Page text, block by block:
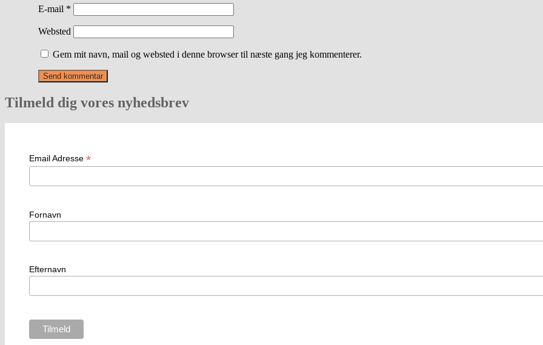
E-mail *
Websted
Gem mit navn, mail og websted i denne browser til næste gang jeg kommenterer.
Tilmeld dig vores nyhedsbrev
Email Adresse *
Fornavn
Efternavn